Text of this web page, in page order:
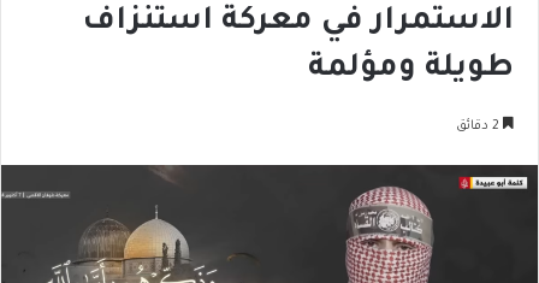
الاستمرار في معركة استنزاف
طويلة ومؤلمة